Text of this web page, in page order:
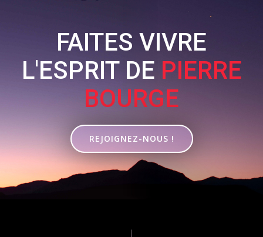
FAITES VIVRE
L'ESPRIT DE PIERRE
BOURGE
REJOIGNEZ-NOUS !